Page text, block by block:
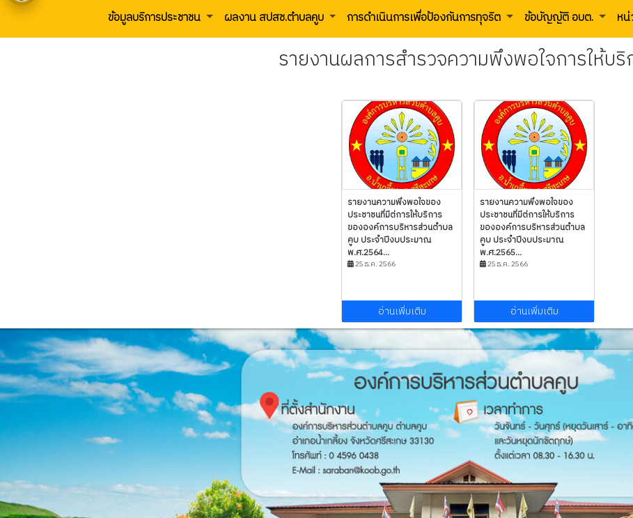
ข้อมูลบริการประชาชน ผลงาน สปสช.ตำบลคูบ การดำเนินการเพื่อป้องกันการทุจริต ข้อบัญญัติ อบต. ห
รายงานผลการสำรวจความพึงพอใจการให้บริ
รายงานความพึงพอใจของ
ประชาชนที่มีต่การให้บริการ
ขององค์การบริหารส่วนตำบล
คูบ ประจำปีงบประมาณ
พ.ศ.2564...
25 ธ.ค. 2566
อ่านเพิ่มเติม
รายงานความพึงพอใจของ
ประชาชนที่มีต่การให้บริการ
ขององค์การบริหารส่วนตำบล
คูบ ประจำปีงบประมาณ
พ.ศ.2565...
25 ธ.ค. 2566
อ่านเพิ่มเติม